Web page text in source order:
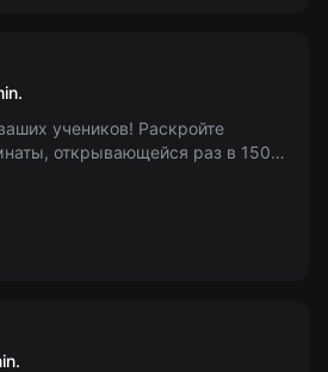
комнаты
учеников! Раскройте
открывающейся раз в 150